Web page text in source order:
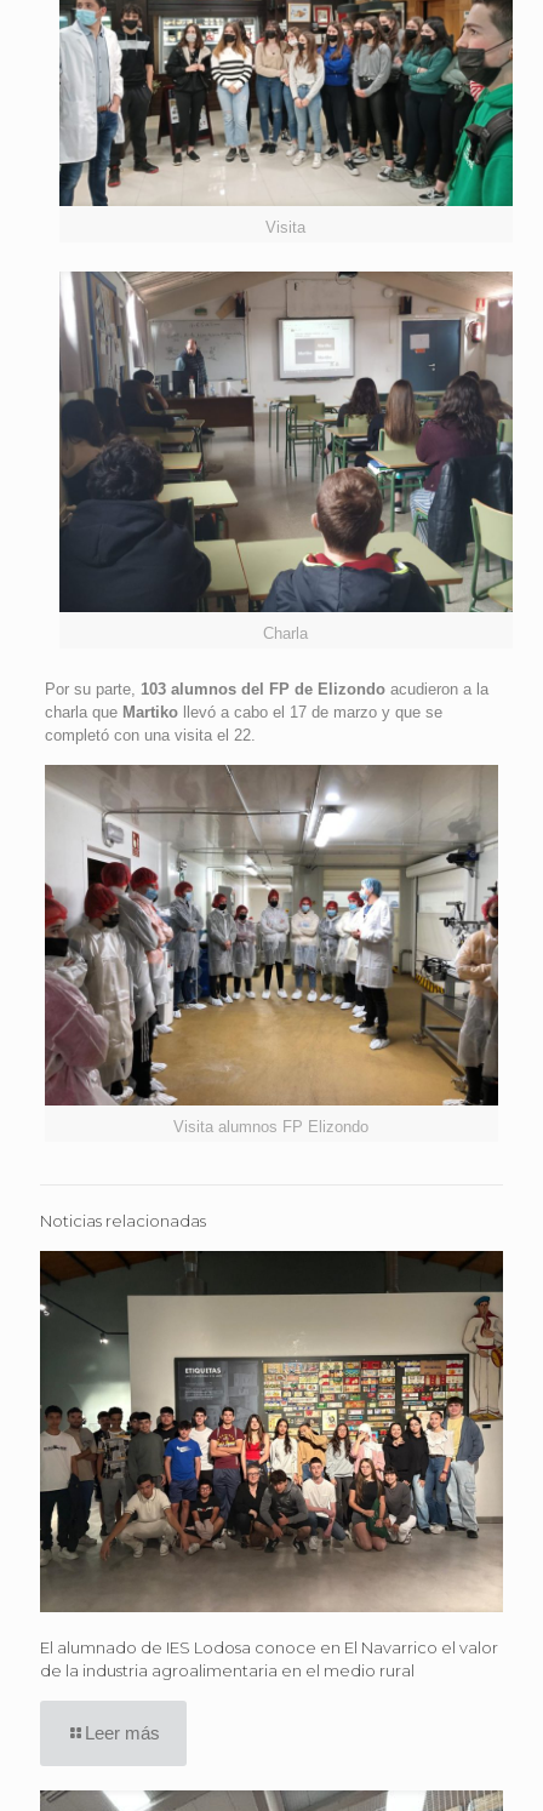
Visita
Charla
Por su parte, 103 alumnos del FP de Elizondoacudieron a la
charla que Martikollevó a cabo el 17 de marzo y que se
completó con una visita el 22.
Visita alumnos FP Elizondo
Noticias relacionadas
El alumnado de IES Lodosa conoce en El Navarrico el valor
de la industria agroalimentaria en el medio rural
Leer más